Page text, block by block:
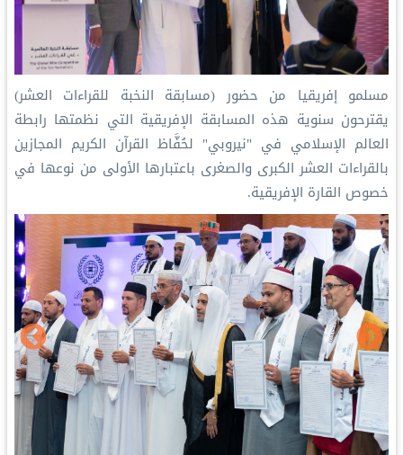
‏مسلمو إفريقيا من حضور (مسابقة النخبة للقراءات العشر)
يقترحون سنوية هذه المسابقة الإفريقية التي نظمتها ⁧‫رابطة
العالم الإسلامي‬⁩ في "نيروبي" لحُفَّاظ القرآن الكريم المجازين
بالقراءات العشر الكبرى والصغرى باعتبارها الأولى من نوعها في
خصوص القارة الإفريقية.